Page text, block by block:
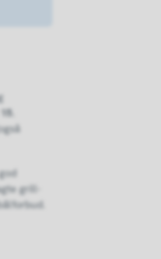
grill-